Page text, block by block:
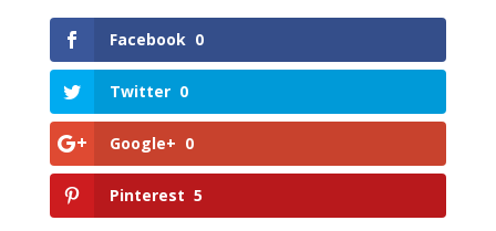
Facebook 0
Twitter 0
Google+ 0
Pinterest 5